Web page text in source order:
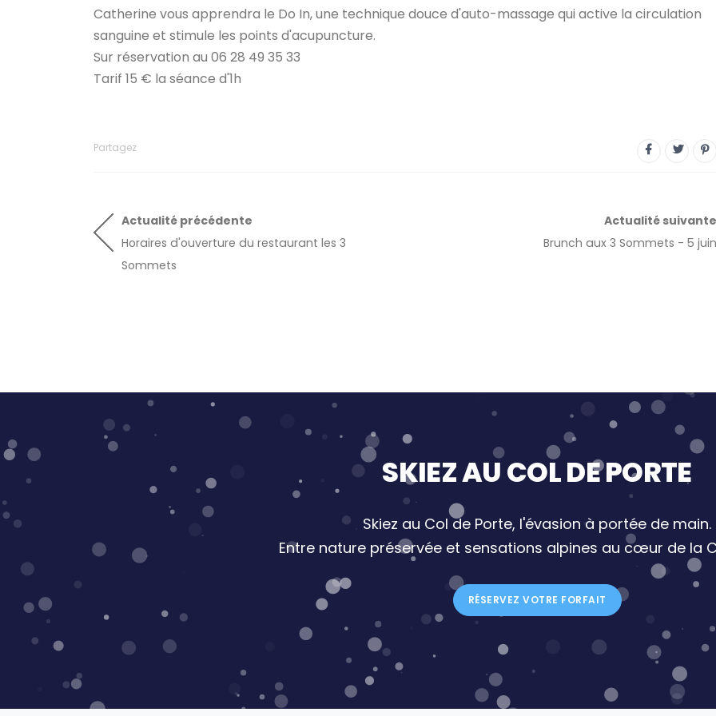
Catherine vous apprendra le Do In, une technique douce d'auto-massage qui active la circulation
sanguine et stimule les points d'acupuncture.
Sur réservation au 06 28 49 35 33
Tarif 15 € la séance d'1h
Partagez
Actualité précédente
Horaires d'ouverture du restaurant les 3
Sommets
Actualité suivante
Brunch aux 3 Sommets - 5 juin
SKIEZ AU COL DE PORTE
Skiez au Col de Porte, l'évasion à portée de main.
Entre nature préservée et sensations alpines au cœur de la
RÉSERVEZ VOTRE FORFAIT